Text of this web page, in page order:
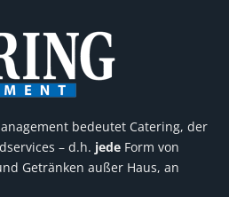
bedeutet Catering, der
– d.h. jede Form von
Getränken außer Haus, an